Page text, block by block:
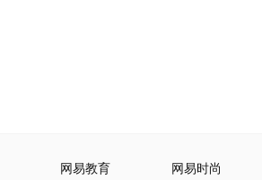
网易教育 网易时尚